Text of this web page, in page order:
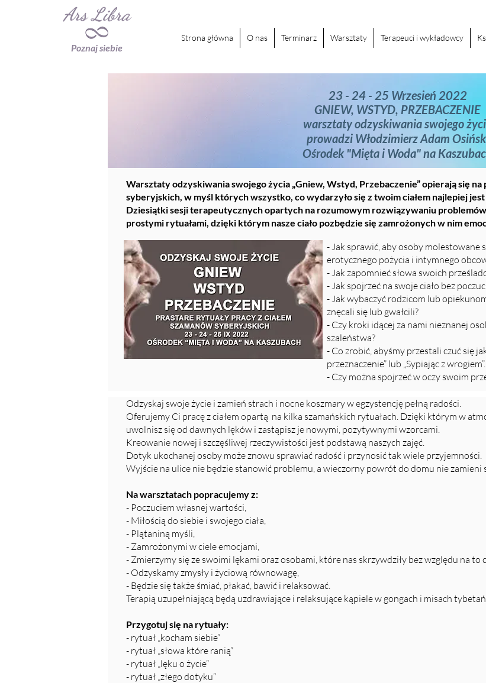
Ars Libra
Poznaj siebie
Strona główna O nas Terminarz Warsztaty Terapeuci i wykładowcy
23 - 24 - 25 Wrzesień 2022
GNIEW, WSTYD, PRZEBACZENIE
warsztaty odzyskiwania swojego
prowadzi Włodzimierz Adam
Ośrodek "Mięta i Woda" na
Warsztaty odzyskiwania swojego życia „Gniew, Wstyd, Przebaczenie” opierają się
syberyjskich, w myśl których wszystko, co wydarzyło się z twoim ciałem najlepiej jest
Dziesiątki sesji terapeutycznych opartych na rozumowym rozwiązywaniu
prostymi rytuałami, dzięki którym nasze ciało pozbędzie się zamrożonych w nim
- Jak sprawić, aby osoby molestowane
erotycznego pożycia i intymnego
- Jak zapomnieć słowa swoich
- Jak spojrzeć na swoje ciało bez
- Jak wybaczyć rodzicom lub
znęcali się lub gwałcili?
- Czy kroki idącej za nami nieznanej
szaleństwa?
- Co zrobić, abyśmy przestali czuć się
przeznaczenie” lub „Sypiając z wrogiem”.
- Czy można spojrzeć w oczy swoim
Odzyskaj swoje życie i zamień strach i nocne koszmary w egzystencję pełną radości.
Oferujemy Ci pracę z ciałem opartą na kilka szamańskich rytuałach. Dzięki którym w
uwolnisz się od dawnych lęków i zastąpisz je nowymi, pozytywnymi wzorcami.
Kreowanie nowej i szczęśliwej rzeczywistości jest podstawą naszych zajęć.
Dotyk ukochanej osoby może znowu sprawiać radość i przynosić tak wiele przyjemności.
Wyjście na ulice nie będzie stanowić problemu, a wieczorny powrót do domu nie zamieni
Na warsztatach popracujemy z:
- Poczuciem własnej wartości,
- Miłością do siebie i swojego ciała,
- Plątaniną myśli,
- Zamrożonymi w ciele emocjami,
- Zmierzymy się ze swoimi lękami oraz osobami, które nas skrzywdziły bez względu na to
- Odzyskamy zmysły i życiową równowagę,
- Będzie się także śmiać, płakać, bawić i relaksować.
Terapią uzupełniającą będą uzdrawiające i relaksujące kąpiele w gongach i misach
Przygotuj się na rytuały:
- rytuał „kocham siebie”
- rytuał „słowa które ranią”
- rytuał „lęku o życie”
- rytuał „złego dotyku”